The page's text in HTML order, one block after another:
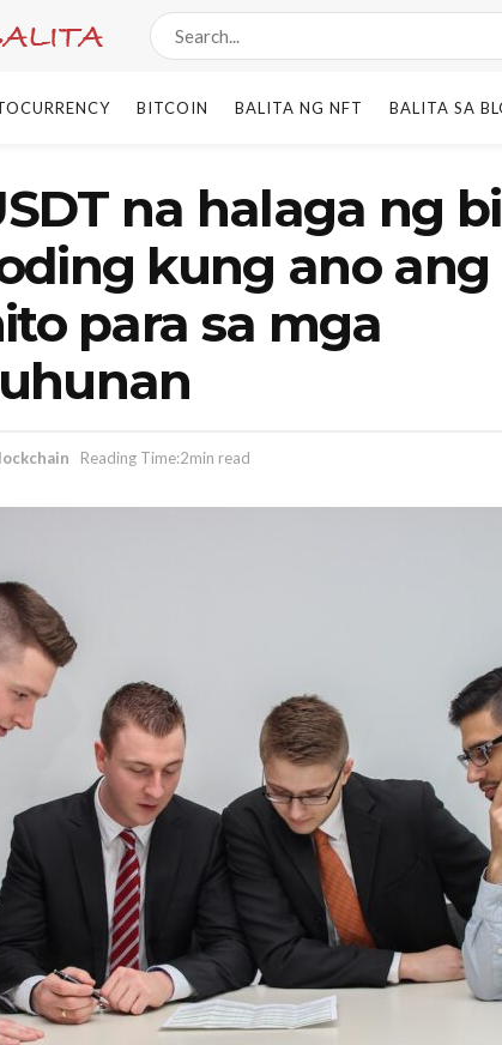
BITCOIN BALITA NG NFT BALITA SA
USDT na halaga ng
kung ano
para sa mga
Reading Time:2min read